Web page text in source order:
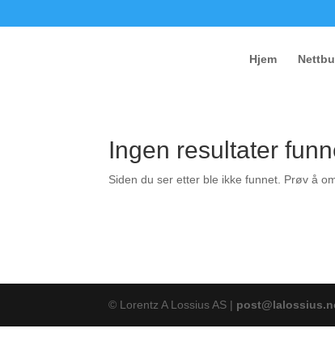
Hjem
Ingen resultater
Siden du ser etter ble ikke funnet. Prøv å
© Lorentz A Lossius AS |